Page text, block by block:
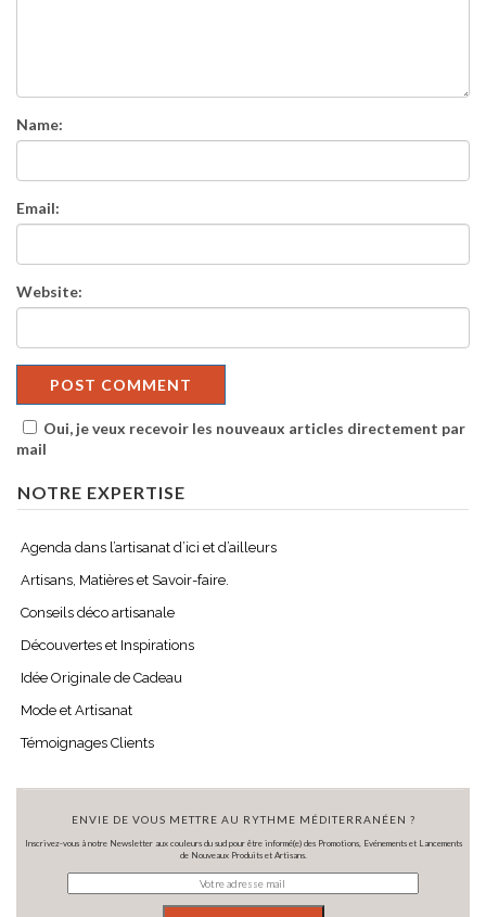
Name:
Email:
Website:
Oui, je veux recevoir les nouveaux articles directement par
mail
NOTRE EXPERTISE
Agenda dans l’artisanat d’ici et d’ailleurs
Artisans, Matières et Savoir-faire.
Conseils déco artisanale
Découvertes et Inspirations
Idée Originale de Cadeau
Mode et Artisanat
Témoignages Clients
ENVIE DE VOUS METTRE AU RYTHME MÉDITERRANÉEN ?
Inscrivez-vous à notre Newsletter aux couleurs du sud pour être informé(e) des Promotions, Evénements et Lancements
de Nouveaux Produits et Artisans.